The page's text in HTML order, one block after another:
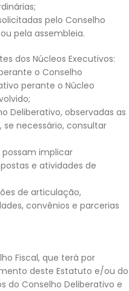
pelo Conselho
pela assembleia.
dos Núcleos Executivos:
o Conselho
perante o Núcleo
Deliberativo, observadas as
necessário, consultar
implicar
e atividades de
de articulação,
convênios e parcerias
Fiscal, que terá por
deste Estatuto e/ou do
do Conselho Deliberativo e